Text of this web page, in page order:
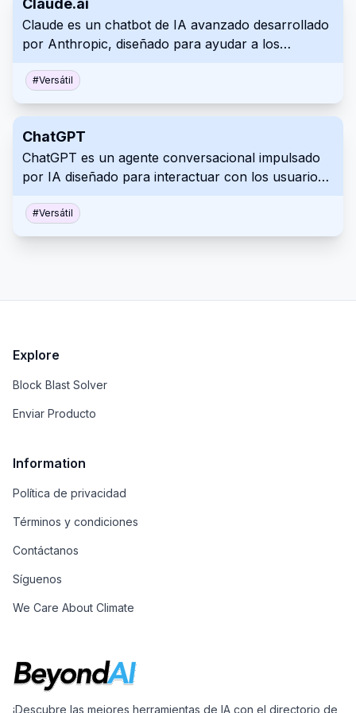
para elevar sus proyectos al siguiente nivel.
la búsqueda, todo directamente en cualquier
página web.
Claude.ai
Claude es un chatbot de IA avanzado desarrollado
por Anthropic, diseñado para ayudar a los
priorizando la seguridad y la facilidad de uso.
Aprovecha el procesamiento del lenguaje natural
informativas y conscientes del contexto.
#Versátil
ChatGPT
ChatGPT es un agente conversacional impulsado
por IA diseñado para interactuar con los usuarios
texto, ayudando a los usuarios con varias tareas,
respondiendo preguntas o proporcionando
#Versátil
Explore
Block Blast Solver
Enviar Producto
Information
Política de privacidad
Términos y condiciones
Contáctanos
Síguenos
We Care About Climate
¡Descubre las mejores herramientas de IA con el directorio de